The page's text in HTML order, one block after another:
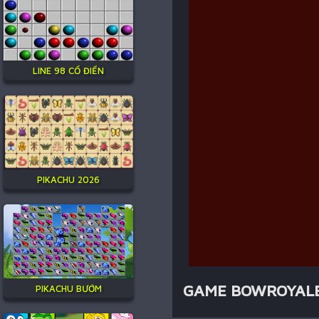
LINE 98 CỔ ĐIỂN
PIKACHU 2026
PIKACHU BƯỚM GAME